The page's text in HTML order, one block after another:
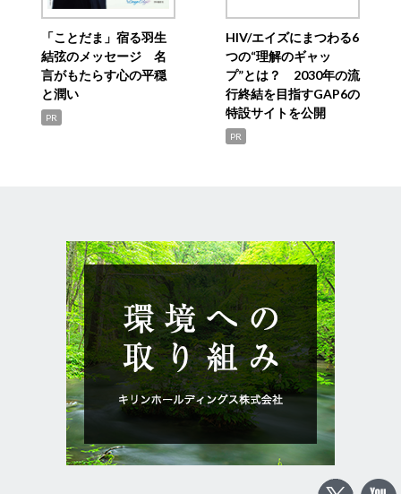
「ことだま」宿る羽生
結弦のメッセージ 名
言がもたらす心の平穏
と潤い
PR
HIV/エイズにまつわる6
つの“理解のギャッ
プ”とは？ 2030年の流
行終結を目指すGAP6の
特設サイトを公開
PR